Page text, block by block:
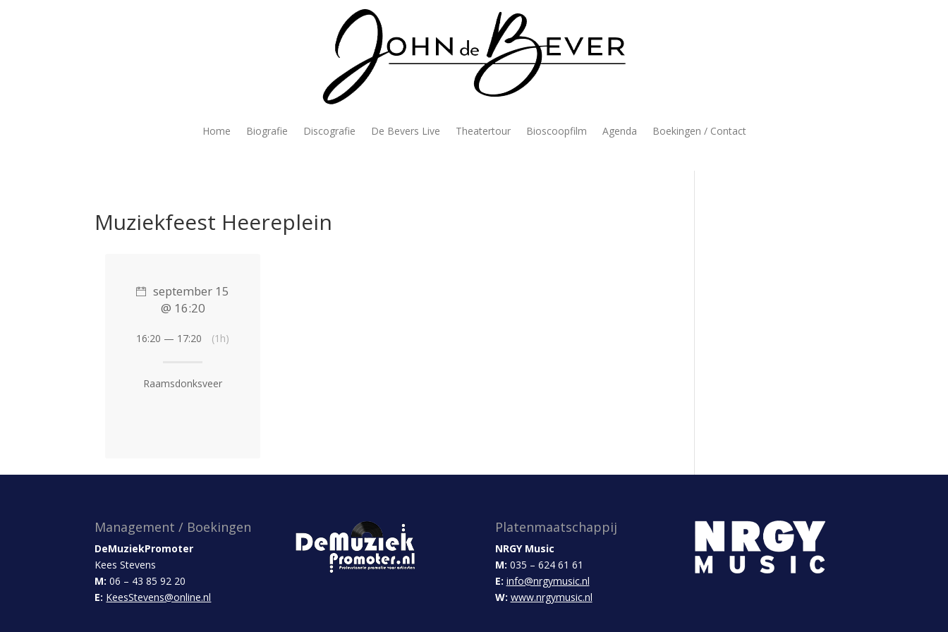
Home Biografie Discografie De Bevers Live Theatertour Bioscoopfilm Agenda Boekingen / Contact
Muziekfeest Heereplein
september 15
@ 16:20
16:20 — 17:20 (1h)
Raamsdonksveer
Management / Boekingen
DeMuziekPromoter
Kees Stevens
M: 06 – 43 85 92 20
E: KeesStevens@online.nl
Platenmaatschappij
NRGY Music
M: 035 – 624 61 61
E: info@nrgymusic.nl
W: www.nrgymusic.nl